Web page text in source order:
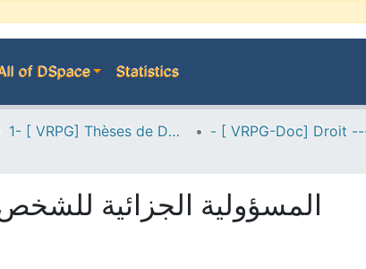
of DSpace Statistics
1- [ VRPG] Thèses de Doctorat
المسؤولية الجزائية